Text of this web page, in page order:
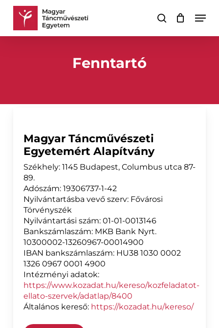
Skip
content
keresés
Kosár Kosár
Fenntartó
Magyar Táncművészeti
Egyetemért Alapítvány
Székhely: 1145 Budapest, Columbus utca 87-
89.
Adószám: 19306737-1-42
Nyilvántartásba vevő szerv: Fővárosi
Törvényszék
Nyilvántartási szám: 01-01-0013146
Bankszámlaszám: MKB Bank Nyrt.
10300002-13260967-00014900
IBAN bankszámlaszám: HU38 1030 0002
1326 0967 0001 4900
Intézményi adatok:
https://www.kozadat.hu/kereso/kozfeladatot-
ellato-szervek/adatlap/8400
Általános kereső: https://kozadat.hu/kereso/